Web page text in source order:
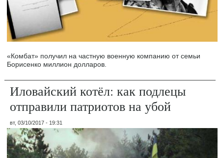
«Комбат» получил на частную военную компанию от семьи
Борисенко миллион долларов.
Иловайский котёл: как подлецы
отправили патриотов на убой
вт, 03/10/2017 - 19:31